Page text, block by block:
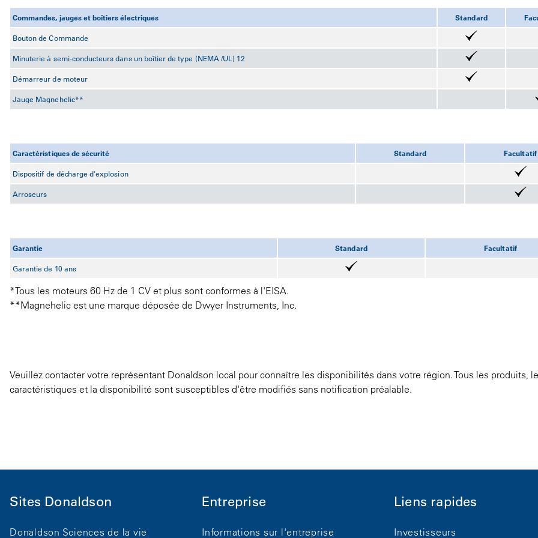
Commandes, jauges et boîtiers électriques Standard
Bouton de Commande
Minuterie à semi-conducteurs dans un boîtier de type (NEMA /UL) 12
Démarreur de moteur
Jauge Magnehelic**
Caractéristiques de sécurité Standard Facultatif
Dispositif de décharge d'explosion
Arroseurs
Garantie Standard Facultatif
Garantie de 10 ans
*Tous les moteurs 60 Hz de 1 CV et plus sont conformes à l'EISA.
**Magnehelic est une marque déposée de Dwyer Instruments, Inc.
Veuillez contacter votre représentant Donaldson local pour connaître les disponibilités dans votre région. Tous les produits,
caractéristiques et la disponibilité sont susceptibles d'être modifiés sans notification préalable.
Sites Donaldson
Donaldson Sciences de la vie
Entreprise
Informations sur l'entreprise
Liens rapides
Investisseurs